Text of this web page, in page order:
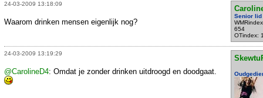
24-03-2009 13:18:09
Senior lid
654
OTindex:
Waarom drinken mensen eigenlijk nog?
24-03-2009 13:19:29
@CarolineD4: Omdat je zonder drinken uitdroogd en doodgaat.